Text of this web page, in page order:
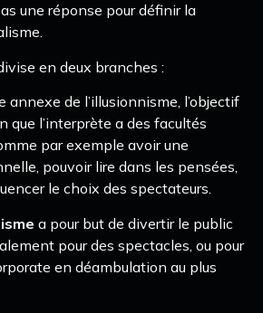
une réponse pour définir la
en deux branches :
annexe de l’illusionnisme, l’objectif
que l’interprète a des facultés
par exemple avoir une
pouvoir lire dans les pensées,
le choix des spectateurs.
a pour but de divertir le public
pour des spectacles, ou pour
en déambulation au plus